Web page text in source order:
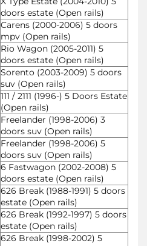
doors estate (Open rails)
Carens (2000-2006) 5 doors
mpv (Open rails)
Rio Wagon (2005-2011) 5
doors estate (Open rails)
Sorento (2003-2009) 5 doors
suv (Open rails)
111 / 2111 (1996-) 5 Doors Estate
(Open rails)
Freelander (1998-2006) 3
doors suv (Open rails)
Freelander (1998-2006) 5
doors suv (Open rails)
6 Fastwagon (2002-2008) 5
doors estate (Open rails)
626 Break (1988-1991) 5 doors
estate (Open rails)
626 Break (1992-1997) 5 doors
estate (Open rails)
626 Break (1998-2002) 5